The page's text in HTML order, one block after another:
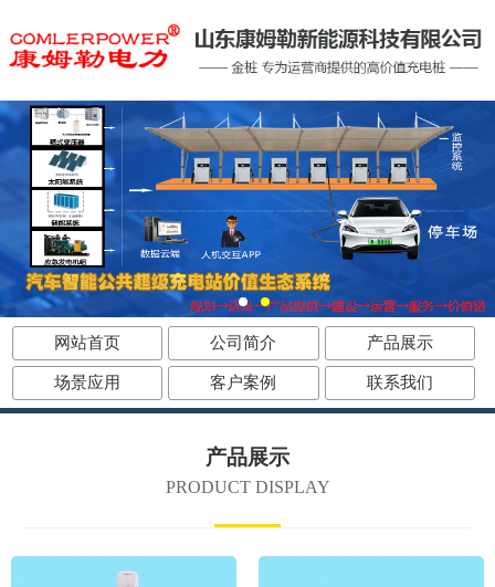
网站首页 公司简介 产品展示
场景应用 客户案例 联系我们
产品展示
PRODUCT DISPLAY